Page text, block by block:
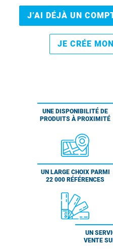
J’AI DÉJÀ UN
JE CRÉE
UNE DISPONIBILITÉ DE
PRODUITS À PROXIMITÉ
UN LARGE CHOIX PARMI
22 000 RÉFÉRENCES
UN
VENTE